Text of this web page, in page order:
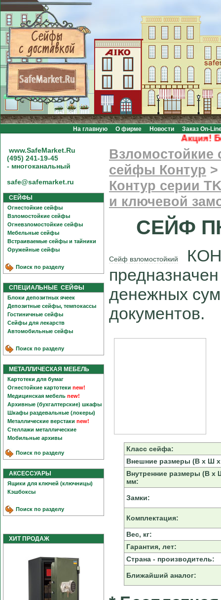
На главную О фирме Новости Заказ On-
Акция!
www.SafeMarket.Ru
(495) 241-19-45
- многоканальный
safe@safemarket.ru
СЕЙФЫ
Огнестойкие сейфы
Взломостойкие сейфы
Огневзломостойкие сейфы
Мебельные сейфы
Встраиваемые сейфы и тайники
Оружейные сейфы
Поиск по разделу
СПЕЦИАЛЬНЫЕ СЕЙФЫ
Блоки депозитных ячеек
Депозитные сейфы, темпокассы
Гостиничные сейфы
Сейфы для лекарств
Автомобильные сейфы
Поиск по разделу
МЕТАЛЛИЧЕСКАЯ МЕБЕЛЬ
Картотеки для бумаг
Огнестойкие картотеки new!
Медицинская мебель new!
Архивные (бухгалтерские) шкафы
Шкафы раздевальные (локеры)
Металлические верстаки new!
Стеллажи металлические
Мобильные архивы
Поиск по разделу
АКСЕССУАРЫ
Ящики для ключей (ключницы)
Кэшбоксы
Поиск по разделу
ХИТ ПРОДАЖ
сейфы Контур
Контур серии
и ключевой
СЕЙФ
Сейф взломостойкий
денежных
документов.
Класс сейфа:
Внешние размеры (В х Ш
Внутренние размеры (В х
мм:
Замки:
Комплектация:
Вес, кг:
Гарантия, лет:
Страна - производитель:
Ближайший аналог: